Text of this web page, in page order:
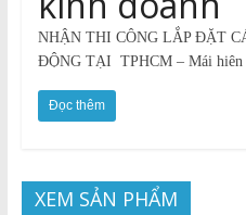
NHẬN THI CÔNG LẮP ĐẶT
ĐỘNG TẠI TPHCM – Mái hiên
Đọc thêm
XEM SẢN PHẨM